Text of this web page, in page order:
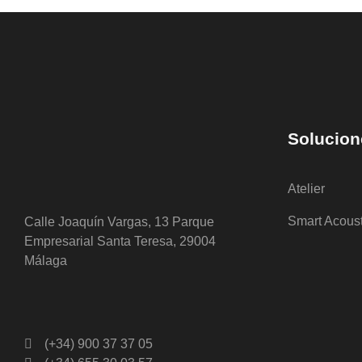
Calle Joaquín Vargas, 13 Parque
Empresarial Santa Teresa, 29004
Málaga
(+34) 900 37 37 05
Atelier
Smart